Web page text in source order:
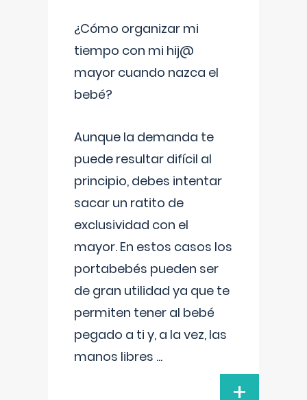
¿Cómo organizar mi
tiempo con mi hij@
mayor cuando nazca el
bebé?
Aunque la demanda te
puede resultar difícil al
principio, debes intentar
sacar un ratito de
exclusividad con el
mayor. En estos casos los
portabebés pueden ser
de gran utilidad ya que te
permiten tener al bebé
pegado a ti y, a la vez, las
manos libres ...
+